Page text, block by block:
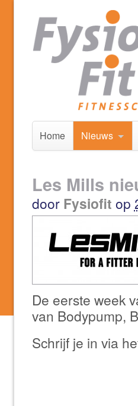
Home Nieuws
Les Mills
door Fysiofit op
De eerste week
van Bodypump,
Schrijf je in via